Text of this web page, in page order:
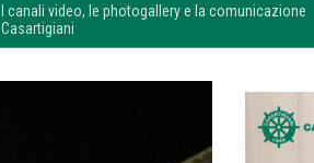
I canali video, le photogallery e la comunicazione
Casartigiani